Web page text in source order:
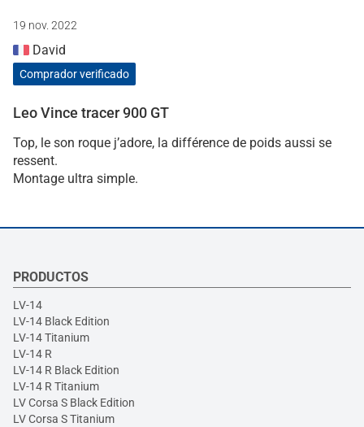
19 nov. 2022
David
Comprador verificado
Leo Vince tracer 900 GT
Top, le son roque j’adore, la différence de poids aussi se
ressent.
Montage ultra simple.
PRODUCTOS
LV-14
LV-14 Black Edition
LV-14 Titanium
LV-14 R
LV-14 R Black Edition
LV-14 R Titanium
LV Corsa S Black Edition
LV Corsa S Titanium